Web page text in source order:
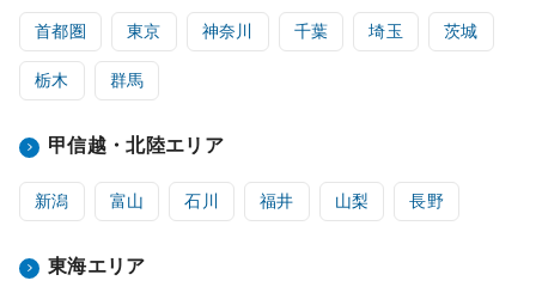
首都圏 東京 神奈川 千葉 埼玉 茨城
栃木 群馬
甲信越・北陸エリア
新潟 富山 石川 福井 山梨 長野
東海エリア